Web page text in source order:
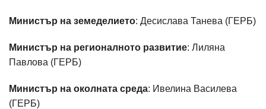
Министър на земеделието: Десислава Танева (ГЕРБ)
Министър на регионалното развитие: Лиляна
Павлова (ГЕРБ)
Министър на околната среда: Ивелина Василева
(ГЕРБ)